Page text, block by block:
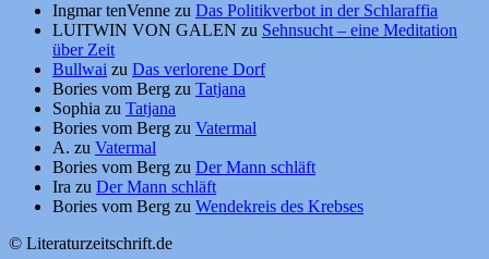
Ingmar tenVenne zu Das Politikverbot in der Schlaraffia
LUITWIN VON GALEN zu Sehnsucht – eine Meditation
über Zeit
Bullwai zu Das verlorene Dorf
Bories vom Berg zu Tatjana
Sophia zu Tatjana
Bories vom Berg zu Vatermal
A. zu Vatermal
Bories vom Berg zu Der Mann schläft
Ira zu Der Mann schläft
Bories vom Berg zu Wendekreis des Krebses
© Literaturzeitschrift.de